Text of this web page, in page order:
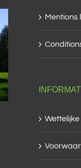
Mentions